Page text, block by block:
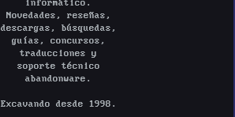
informático.
Novedades, reseñas,
descargas, búsquedas,
guías, concursos,
traducciones y
soporte técnico
abandonware.
Excavando desde 1998.